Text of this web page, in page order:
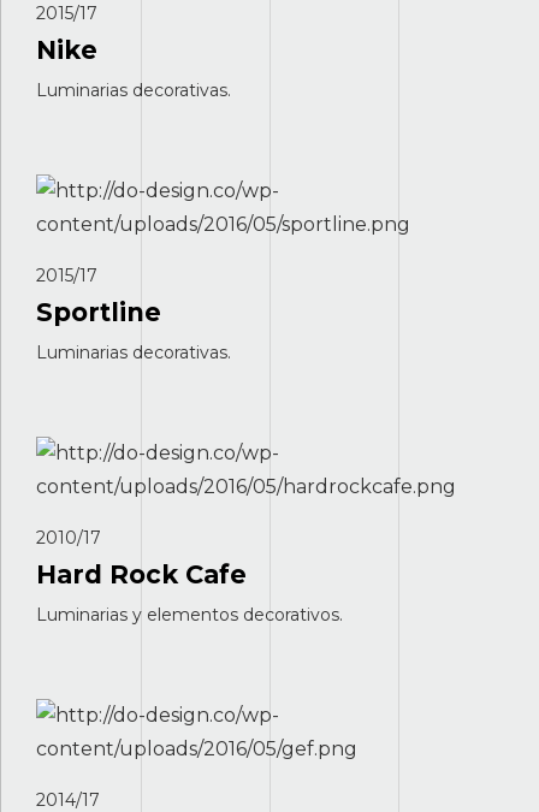
2015/17
Nike
Luminarias decorativas.
2015/17
Sportline
Luminarias decorativas.
2010/17
Hard Rock Cafe
Luminarias y elementos decorativos.
2014/17